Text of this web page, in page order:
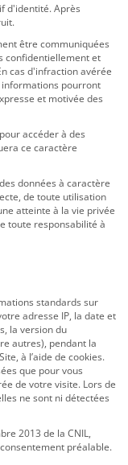
d'identité. Après
être communiquées
confidentiellement et
cas d'infraction avérée
pourront
et motivée des
accéder à des
ce caractère
données à caractère
de toute utilisation
atteinte à la vie privée
toute responsabilité à
standards sur
adresse IP, la date et
la version du
autres), pendant la
à l’aide de cookies.
que pour vous
de votre visite. Lors de
ne sont ni détectées
2013 de la CNIL,
préalable.